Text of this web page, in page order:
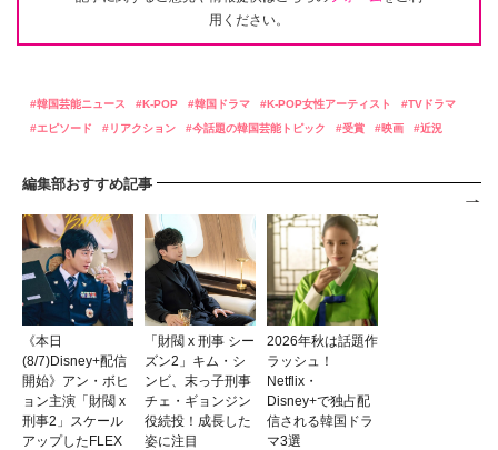
用ください。
韓国芸能ニュース K-POP 韓国ドラマ K-POP女性アーティスト
TVドラマ
エピソード
リアクション 今話題の韓国芸能トピック 受賞 映画 近況
編集部おすすめ記事
《本日
(8/7)Disney+配信
開始》アン・ボヒ
ョン主演「財閥 x
刑事2」スケール
アップしたFLEX
「財閥 x 刑事 シー
ズン2」キム・シ
ンビ、末っ子刑事
チェ・ギョンジン
役続投！成長した
姿に注目
2026年秋は話題作
ラッシュ！
Netflix・
Disney+で独占配
信される韓国ドラ
マ3選